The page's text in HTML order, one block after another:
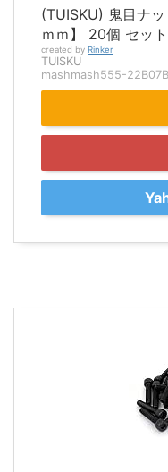
(TUISKU) 鬼目ナ
ｍｍ】 20個 セッ
created by Rinker
TUISKU
mashmash555-